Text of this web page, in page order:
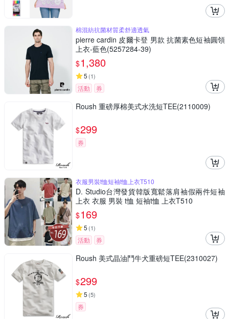
棉混紡抗菌材質柔舒適透氣
pierre cardin 皮爾卡登 男款 抗菌素色短袖圓領
上衣-藍色(5257284-39)
$1,380
5 (1)
活動 券
Roush 重磅厚棉美式水洗短TEE(2110009)
$299
券
衣服男裝t恤短袖t恤上衣T510
D. Studio台灣發貨韓版寬鬆落肩袖假兩件短袖
上衣 衣服 男裝 t恤 短袖t恤 上衣T510
$169
5 (1)
活動 券
Roush 美式晶油鬥牛犬重磅短TEE(2310027)
$299
5 (5)
券